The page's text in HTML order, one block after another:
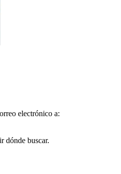
electrónico a:
dónde buscar.